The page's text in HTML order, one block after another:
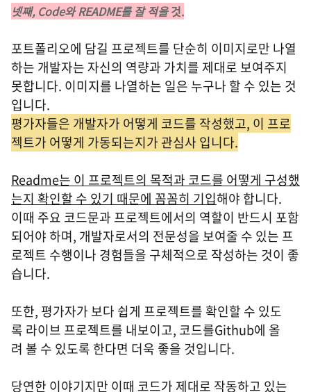
넷째, Code와 README를 잘 적을것.
포트폴리오에 담길 프로젝트를 단순히 이미지로만 나열
하는 개발자는 자신의 역량과 가치를 제대로 보여주지
못합니다. 이미지를 나열하는 일은 누구나 할 수 있는 것
입니다.
평가자들은 개발자가 어떻게 코드를 작성했고, 이 프로
젝트가 어떻게 가동되는지가 관심사 입니다.
Readme는 이 프로젝트의 목적과 코드를 어떻게 구성했
는지 확인할 수 있기 때문에 꼼꼼히 기입해야 합니다.
이때 주요 코드문과 프로젝트에서의 역할이 반드시 포함
되어야 하며, 개발자로서의 전문성을 보여줄 수 있는 프
로젝트 수행이나 경험들을 구체적으로 작성하는 것이 좋
습니다.
또한, 평가자가 보다 쉽게 프로젝트를 확인할 수 있도
록 라이브 프로젝트를 내보이고, 코드를Github에 올
려 볼 수 있도록 한다면 더욱 좋을 것입니다.
당연한 이야기지만 이때 코드가 제대로 작동하고 있는